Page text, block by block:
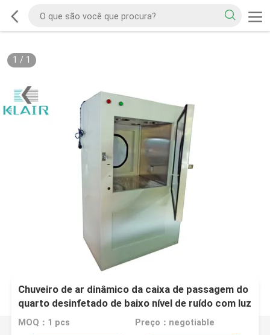
1 / 1
Chuveiro de ar dinâmico da caixa de passagem do
quarto desinfetado de baixo nível de ruído com luz
uv opcional
MOQ：1 pcs Preço：negotiable